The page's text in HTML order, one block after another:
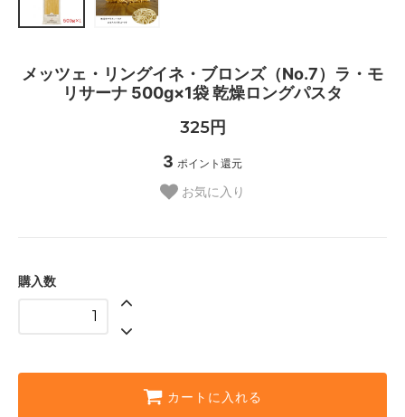
メッツェ・リングイネ・ブロンズ（No.7）ラ・モ
リサーナ 500g×1袋 乾燥ロングパスタ
325円
3 ポイント還元
お気に入り
購入数
カートに入れる